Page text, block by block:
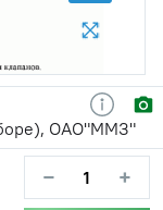
ОАО"ММЗ"
− +